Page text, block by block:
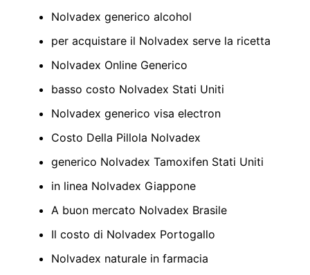
Nolvadex generico alcohol
per acquistare il Nolvadex serve la ricetta
Nolvadex Online Generico
basso costo Nolvadex Stati Uniti
Nolvadex generico visa electron
Costo Della Pillola Nolvadex
generico Nolvadex Tamoxifen Stati Uniti
in linea Nolvadex Giappone
A buon mercato Nolvadex Brasile
Il costo di Nolvadex Portogallo
Nolvadex naturale in farmacia